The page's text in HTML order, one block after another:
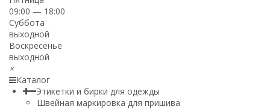
09:00 — 18:00
Суббота
выходной
Воскресенье
выходной
×
Каталог
Этикетки и бирки для одежды
Швейная маркировка для пришива